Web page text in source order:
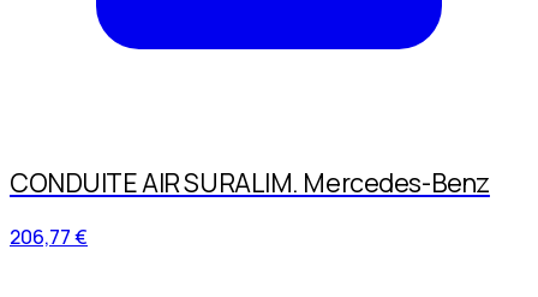
CONDUITE AIR SURALIM. Mercedes-Benz
206,77 €